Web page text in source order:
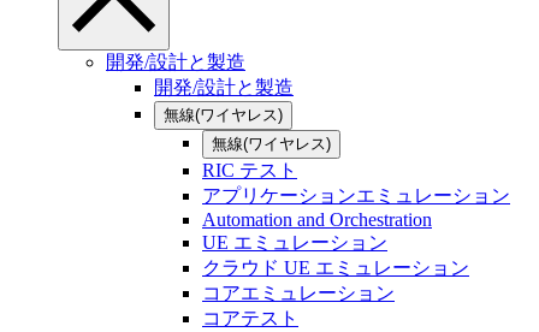
開発/設計と製造
開発/設計と製造
無線(ワイヤレス)
無線(ワイヤレス)
RIC テスト
アプリケーションエミュレーション
Automation and Orchestration
UE エミュレーション
クラウド UE エミュレーション
コアエミュレーション
コアテスト